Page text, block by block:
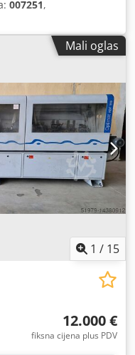
007251,
Mali oglas
1 / 15
12.000 €
fiksna cijena plus PDV